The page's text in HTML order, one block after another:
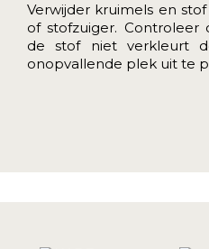
Verwijder kruimels en
of stofzuiger.
de stof niet verkleurt
onopvallende plek uit te